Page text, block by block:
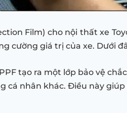
Film) cho nội thất xe
cường giá trị của xe. Dưới
tạo ra một lớp bảo vệ
cá nhân khác. Điều này